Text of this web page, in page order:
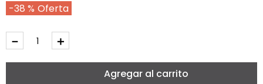
38 %
＋
－
Agregar al carrito